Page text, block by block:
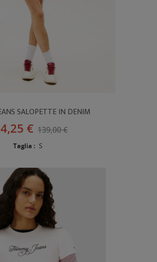
SALOPETTE IN DENIM
€ 139,00 €
Taglia : S